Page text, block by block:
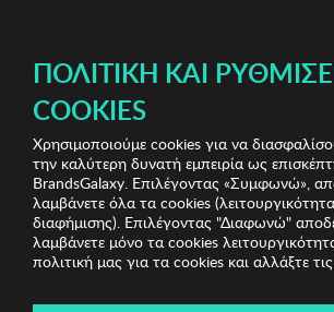
Biston Ανδρικά Σορτς-Βερμούδες
Βερμούδα BISTON
Biston
Λήγει σε: 00ημέρες | 00ώρες 00λεπτά 00
ΠΟΛΙΤΙΚΉ ΚΑΙ
COOKIES
Χρησιμοποιούμε cookies για να
την καλύτερη δυνατή εμπειρία ως
BrandsGalaxy. Επιλέγοντας «Συμφωνώ»,
λαμβάνετε όλα τα cookies
διαφήμισης). Επιλέγοντας "Διαφωνώ"
λαμβάνετε μόνο τα cookies
πολιτική μας για τα cookies και αλλάξτε